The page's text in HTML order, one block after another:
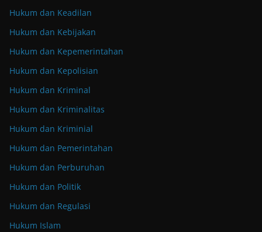
Hukum dan Keadilan
Hukum dan Kebijakan
Hukum dan Kepemerintahan
Hukum dan Kepolisian
Hukum dan Kriminal
Hukum dan Kriminalitas
Hukum dan Kriminial
Hukum dan Pemerintahan
Hukum dan Perburuhan
Hukum dan Politik
Hukum dan Regulasi
Hukum Islam